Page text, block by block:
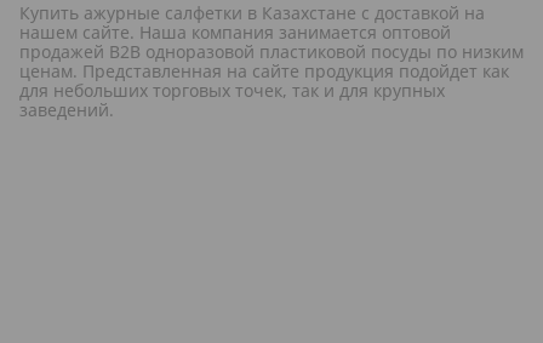
Купить ажурные салфетки в Казахстане с доставкой на
нашем сайте. Наша компания занимается оптовой
продажей B2B одноразовой пластиковой посуды по низким
ценам. Представленная на сайте продукция подойдет как
для небольших торговых точек, так и для крупных
заведений.